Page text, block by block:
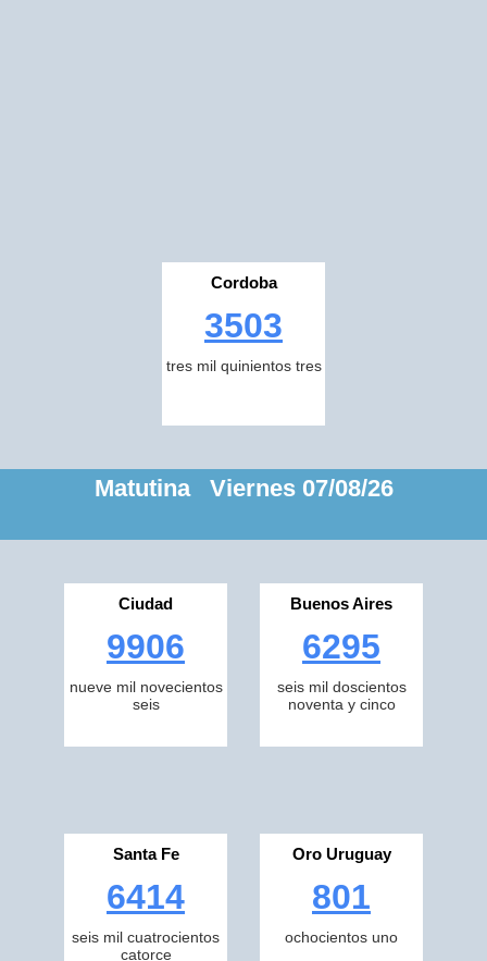
Cordoba
3503
tres mil quinientos tres
Matutina Viernes 07/08/26
Ciudad
9906
nueve mil novecientos
seis
Buenos Aires
6295
seis mil doscientos
noventa y cinco
Santa Fe
6414
seis mil cuatrocientos
catorce
Oro Uruguay
801
ochocientos uno